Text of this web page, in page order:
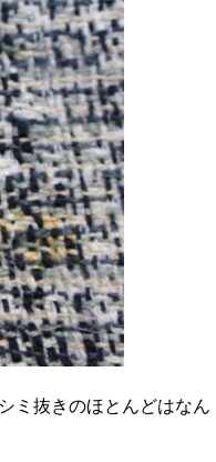
ミ抜きのほとんどはなん